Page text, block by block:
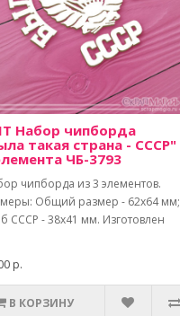
Набор чипборда
такая страна - СССР"
ЧБ-3793
чипборда из 3 элементов.
Общий размер - 62х64 мм;
СССР - 38х41 мм. Изготовлен
р.
В КОРЗИНУ